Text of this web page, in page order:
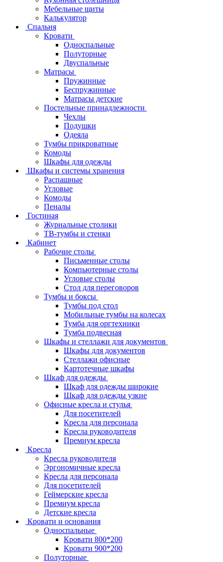
Мебельные щиты
Калькулятор
Спальня
Кровати
Односпальные
Полуторные
Двуспальные
Матрасы
Пружинные
Беспружинные
Матрасы детские
Постельные принадлежности
Чехлы
Подушки
Одеяла
Тумбы прикроватные
Комоды
Шкафы для одежды
Шкафы и системы хранения
Распашные
Угловые
Комоды
Пеналы
Гостиная
Журнальные столики
ТВ‑тумбы и стенки
Кабинет
Рабочие столы
Письменные столы
Компьютерные столы
Угловые столы
Стол для переговоров
Тумбы и боксы
Тумбы под стол
Мобильные тумбы на колесах
Тумба для оргтехники
Тумба подвесная
Шкафы и стеллажи для документов
Шкафы для документов
Стеллажи офисные
Картотечные шкафы
Шкаф для одежды
Шкаф для одежды широкие
Шкаф для одежды узкие
Офисные кресла и стулья
Для посетителей
Кресла для персонала
Кресла руководителя
Премиум кресла
Кресла
Кресла руководителя
Эргономичные кресла
Кресла для персонала
Для посетителей
Геймерские кресла
Премиум кресла
Детские кресла
Кровати и основания
Односпальные
Кровати 800*200
Кровати 900*200
Полуторные